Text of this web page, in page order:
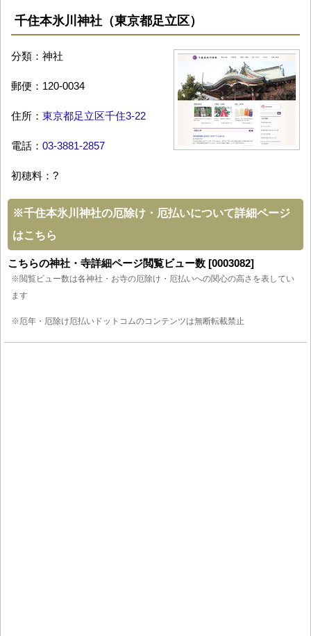
千住本氷川神社（東京都足立区）
分類：神社
郵便：120-0034
住所： 東京都足立区千住3-22
電話： 03-3881-2857
初穂料：?
※千住本氷川神社の厄除け・厄払いについて詳細ページ
はこちら
こちらの神社・寺詳細ページ閲覧ビュー数 [0003082]
※閲覧ビュー数は各神社・お寺の厄除け・厄払いへの関心の高さを表してい
ます
※厄年・厄除け厄払いドットコムのコンテンツは無断転載禁止